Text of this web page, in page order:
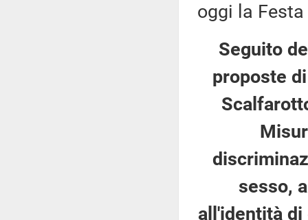
oggi la
Seguito
proposte
sesso,
all'identità